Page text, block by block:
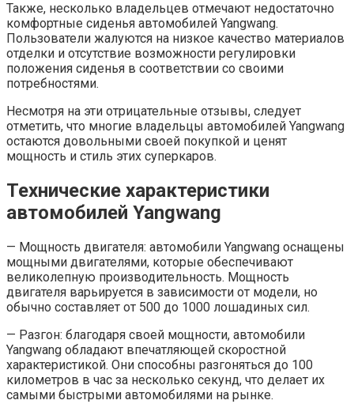
Также, несколько владельцев отмечают недостаточно
комфортные сиденья автомобилей Yangwang.
Пользователи жалуются на низкое качество материалов
отделки и отсутствие возможности регулировки
положения сиденья в соответствии со своими
потребностями.
Несмотря на эти отрицательные отзывы, следует
отметить, что многие владельцы автомобилей Yangwang
остаются довольными своей покупкой и ценят
мощность и стиль этих суперкаров.
Технические характеристики
автомобилей Yangwang
— Мощность двигателя: автомобили Yangwang оснащены
мощными двигателями, которые обеспечивают
великолепную производительность. Мощность
двигателя варьируется в зависимости от модели, но
обычно составляет от 500 до 1000 лошадиных сил.
— Разгон: благодаря своей мощности, автомобили
Yangwang обладают впечатляющей скоростной
характеристикой. Они способны разгоняться до 100
километров в час за несколько секунд, что делает их
самыми быстрыми автомобилями на рынке.